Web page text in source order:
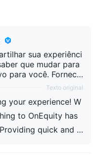
para você. Fornece
útil é nossa priori
esteja gostando
e do nosso ate
de negociaçã
OnEquity! At
Texto original
to OnEquity has
quick and g